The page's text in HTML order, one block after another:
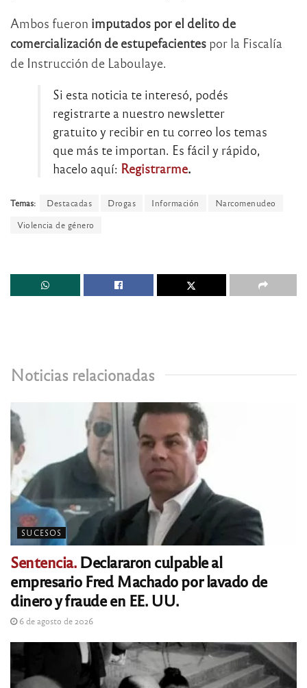
Ambos fueron imputados por el delito de
comercialización de estupefacientes por la Fiscalía
de Instrucción de Laboulaye.
Si esta noticia te interesó, podés
registrarte a nuestro newsletter
gratuito y recibir en tu correo los temas
que más te importan. Es fácil y rápido,
hacelo aquí: Registrarme.
Temas: Destacadas Drogas Información
Narcomenudeo
Violencia de género
Noticias relacionadas
SUCESOS
Sentencia.Declararon culpable al
empresario Fred Machado por lavado de
dinero y fraude en EE. UU.
6 de agosto de 2026